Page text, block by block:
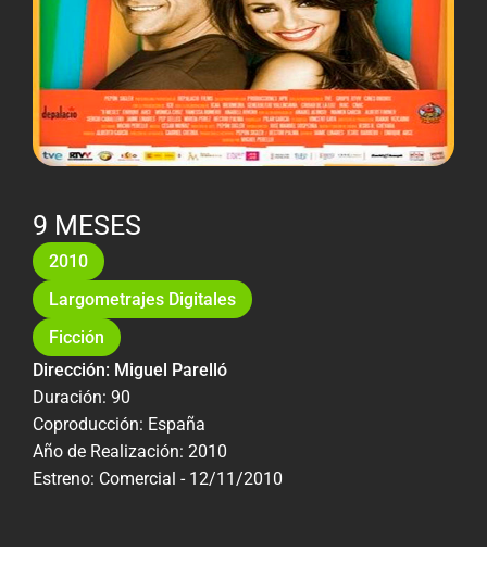
9 MESES
2010
Largometrajes Digitales
Ficción
Dirección: Miguel Parelló
Duración: 90
Coproducción: España
Año de Realización: 2010
Estreno: Comercial - 12/11/2010